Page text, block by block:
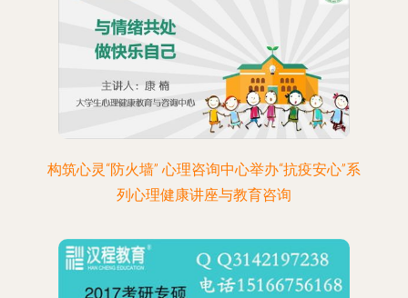
构筑心灵“防火墙” 心理咨询中心举办“抗疫安心”系
列心理健康讲座与教育咨询